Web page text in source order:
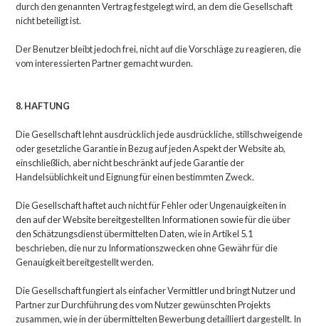
durch den genannten Vertrag festgelegt wird, an dem die Gesellschaft
nicht beteiligt ist.
Der Benutzer bleibt jedoch frei, nicht auf die Vorschläge zu reagieren, die
vom interessierten Partner gemacht wurden.
8. HAFTUNG
Die Gesellschaft lehnt ausdrücklich jede ausdrückliche, stillschweigende
oder gesetzliche Garantie in Bezug auf jeden Aspekt der Website ab,
einschließlich, aber nicht beschränkt auf jede Garantie der
Handelsüblichkeit und Eignung für einen bestimmten Zweck.
Die Gesellschaft haftet auch nicht für Fehler oder Ungenauigkeiten in
den auf der Website bereitgestellten Informationen sowie für die über
den Schätzungsdienst übermittelten Daten, wie in Artikel 5.1
beschrieben, die nur zu Informationszwecken ohne Gewähr für die
Genauigkeit bereitgestellt werden.
Die Gesellschaft fungiert als einfacher Vermittler und bringt Nutzer und
Partner zur Durchführung des vom Nutzer gewünschten Projekts
zusammen, wie in der übermittelten Bewerbung detailliert dargestellt. In